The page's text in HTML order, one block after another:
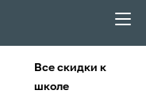
Все скидки к
школе